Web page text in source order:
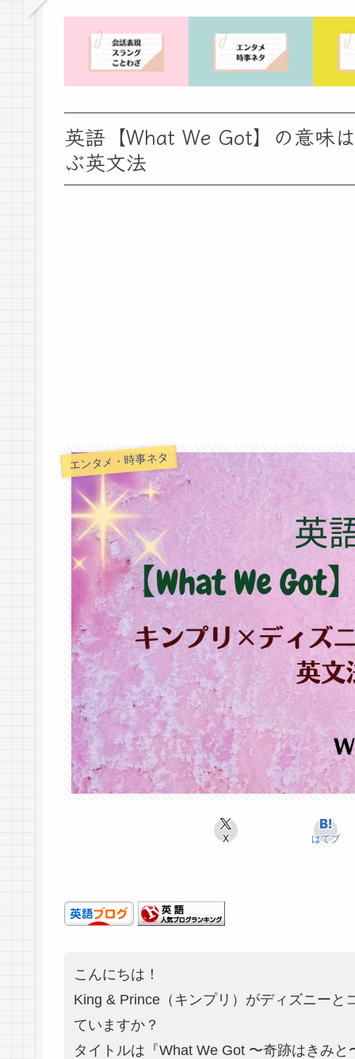
英語【What We Got】の意味
ぶ英文法
エンタメ・時事ネタ
X はてブ
こんにちは！
King & Prince（キンプリ）がディズニーと
ていますか？
タイトルは『What We Got 〜奇跡はきみと